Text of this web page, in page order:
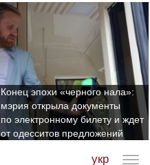
Конец эпохи «черного нала»:
мэрия открыла документы
по электронному билету и ждет
от одесситов предложений
укр